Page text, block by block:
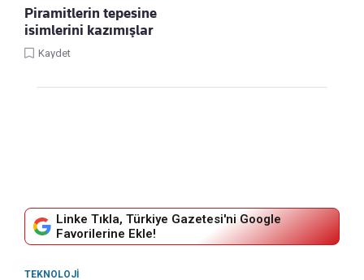
Piramitlerin tepesine
isimlerini kazımışlar
Kaydet
Linke Tıkla, Türkiye Gazetesi'ni Google
Favorilerine Ekle!
TEKNOLOJI